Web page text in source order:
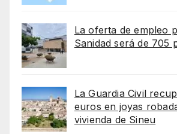
La oferta de empleo
Sanidad será de 705
La Guardia Civil
euros en joyas
vivienda de Sineu